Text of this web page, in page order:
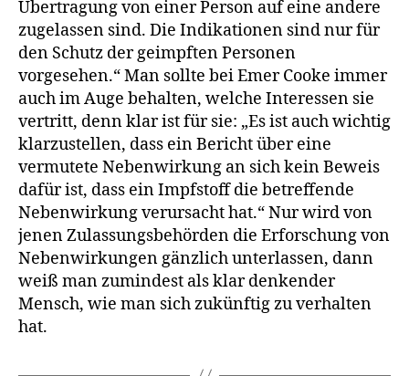
Übertragung von einer Person auf eine andere
zugelassen sind. Die Indikationen sind nur für
den Schutz der geimpften Personen
vorgesehen.“ Man sollte bei Emer Cooke immer
auch im Auge behalten, welche Interessen sie
vertritt, denn klar ist für sie: „Es ist auch wichtig
klarzustellen, dass ein Bericht über eine
vermutete Nebenwirkung an sich kein Beweis
dafür ist, dass ein Impfstoff die betreffende
Nebenwirkung verursacht hat.“ Nur wird von
jenen Zulassungsbehörden die Erforschung von
Nebenwirkungen gänzlich unterlassen, dann
weiß man zumindest als klar denkender
Mensch, wie man sich zukünftig zu verhalten
hat.